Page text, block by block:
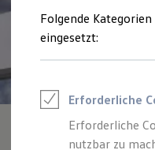
Junge
Zubehör- und
Leasing
Leasing-
Folgende
eingesetzt:
Erforderliche
Erforderliche
nutzbar zu